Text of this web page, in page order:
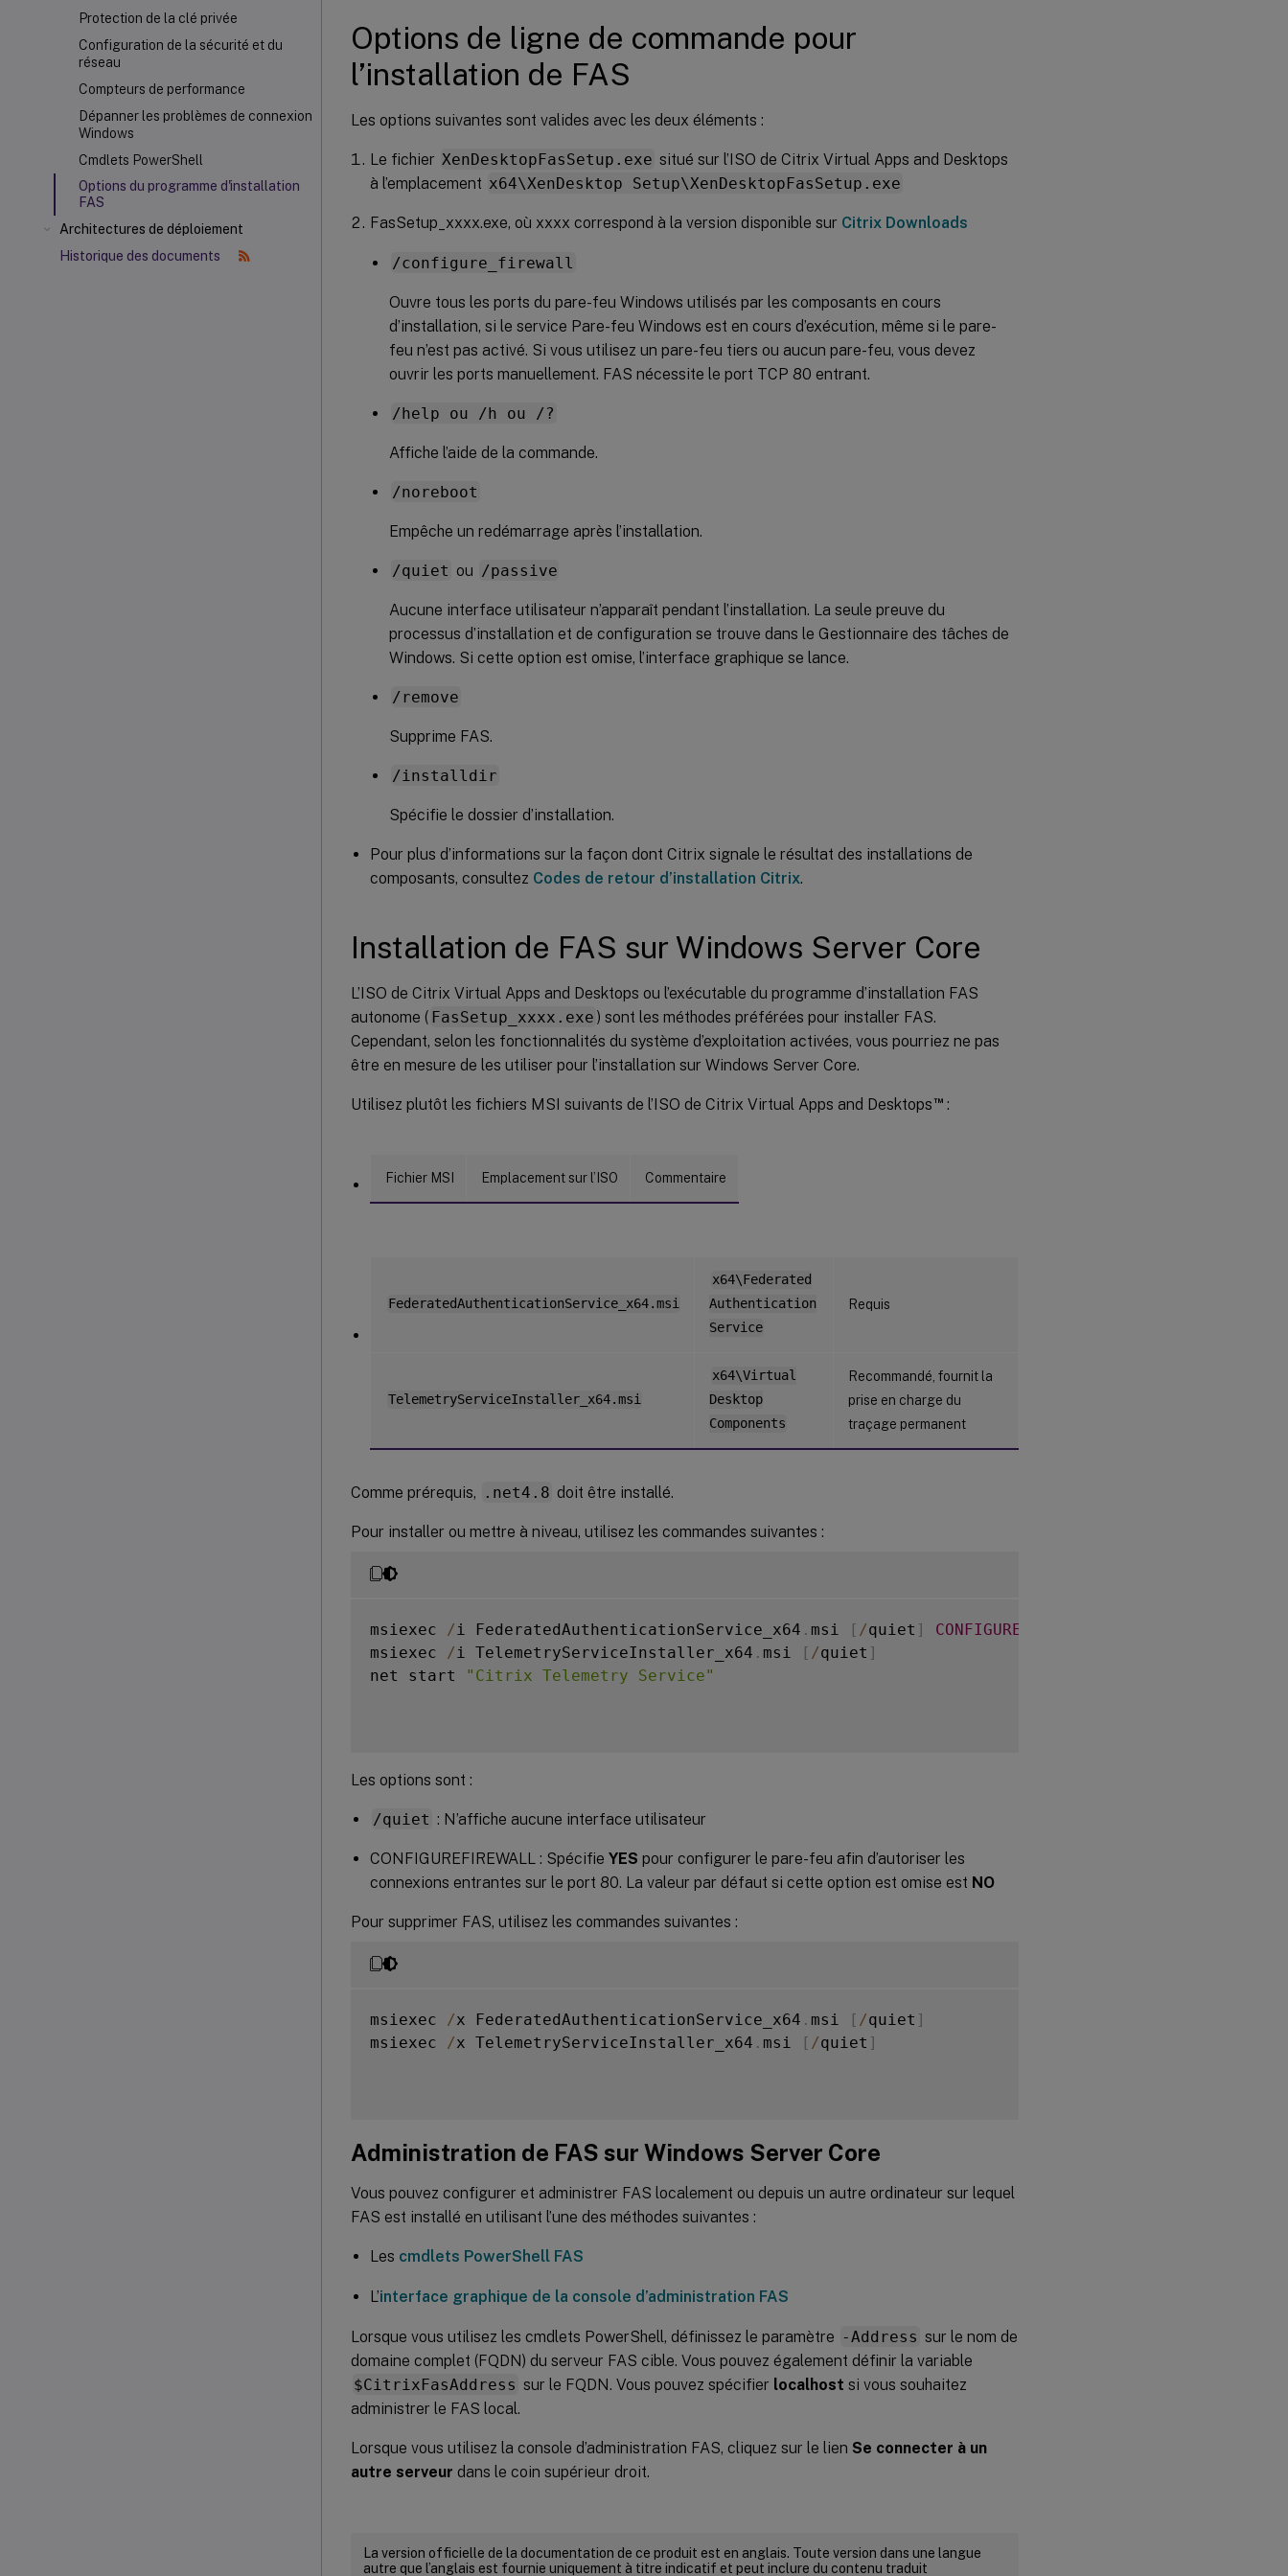
Protection de la clé privée
Configuration de la sécurité et du
réseau
Compteurs de performance
Dépanner les problèmes de connexion
Windows
Cmdlets PowerShell
Options du programme d'installation
FAS
Architectures de déploiement
Historique des documents
Options de ligne de commande pour
l’installation de FAS
Les options suivantes sont valides avec les deux éléments :
Le fichier XenDesktopFasSetup.exe situé sur l’ISO de Citrix Virtual Apps and Desktops
à l’emplacement x64\XenDesktop Setup\XenDesktopFasSetup.exe
FasSetup_xxxx.exe, où xxxx correspond à la version disponible sur Citrix Downloads
/configure_firewall
Ouvre tous les ports du pare-feu Windows utilisés par les composants en cours
d’installation, si le service Pare-feu Windows est en cours d’exécution, même si le pare-
feu n’est pas activé. Si vous utilisez un pare-feu tiers ou aucun pare-feu, vous devez
ouvrir les ports manuellement. FAS nécessite le port TCP 80 entrant.
/help ou /h ou /?
Affiche l’aide de la commande.
/noreboot
Empêche un redémarrage après l’installation.
/quiet ou /passive
Aucune interface utilisateur n’apparaît pendant l’installation. La seule preuve du
processus d’installation et de configuration se trouve dans le Gestionnaire des tâches de
Windows. Si cette option est omise, l’interface graphique se lance.
/remove
Supprime FAS.
/installdir
Spécifie le dossier d’installation.
Pour plus d’informations sur la façon dont Citrix signale le résultat des installations de
composants, consultez Codes de retour d’installation Citrix.
Installation de FAS sur Windows Server Core
L’ISO de Citrix Virtual Apps and Desktops ou l’exécutable du programme d’installation FAS
autonome ( FasSetup_xxxx.exe ) sont les méthodes préférées pour installer FAS.
Cependant, selon les fonctionnalités du système d’exploitation activées, vous pourriez ne pas
être en mesure de les utiliser pour l’installation sur Windows Server Core.
Utilisez plutôt les fichiers MSI suivants de l’ISO de Citrix Virtual Apps and Desktops™:
Fichier MSI Emplacement sur l’ISO Commentaire
FederatedAuthenticationService_x64.msi
x64\Federated
Authentication
Service
Requis
TelemetryServiceInstaller_x64.msi
x64\Virtual
Desktop
Components
Recommandé, fournit la
prise en charge du
traçage permanent
Comme prérequis, .net4.8 doit être installé.
Pour installer ou mettre à niveau, utilisez les commandes suivantes :
msiexec / i FederatedAuthenticationService_x64 . msi [ /quiet ] CONFIGUREFIREWALL
msiexec
/ i TelemetryServiceInstaller_x64 . msi [ /quiet ]
net start
"Citrix Telemetry Service"
Les options sont :
/quiet : N’affiche aucune interface utilisateur
CONFIGUREFIREWALL : Spécifie YES pour configurer le pare-feu afin d’autoriser les
connexions entrantes sur le port 80. La valeur par défaut si cette option est omise est NO
Pour supprimer FAS, utilisez les commandes suivantes :
msiexec /x FederatedAuthenticationService_x64 . msi [ /quiet ]
msiexec
/x TelemetryServiceInstaller_x64 . msi [ /quiet ]
Administration de FAS sur Windows Server Core
Vous pouvez configurer et administrer FAS localement ou depuis un autre ordinateur sur lequel
FAS est installé en utilisant l’une des méthodes suivantes :
Les cmdlets PowerShell FAS
L’interface graphique de la console d’administration FAS
Lorsque vous utilisez les cmdlets PowerShell, définissez le paramètre -Address sur le nom de
domaine complet (FQDN) du serveur FAS cible. Vous pouvez également définir la variable
$CitrixFasAddress sur le FQDN. Vous pouvez spécifier localhost si vous souhaitez
administrer le FAS local.
Lorsque vous utilisez la console d’administration FAS, cliquez sur le lien Se connecter à un
autre serveur dans le coin supérieur droit.
La version officielle de la documentation de ce produit est en anglais. Toute version dans une langue
autre que l’anglais est fournie uniquement à titre indicatif et peut inclure du contenu traduit